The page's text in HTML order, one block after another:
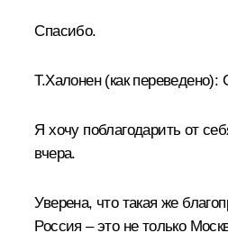
Спасибо.
Т.Халонен (как переведено):
Я хочу поблагодарить от
вчера.
Уверена, что такая же
Россия – это не только